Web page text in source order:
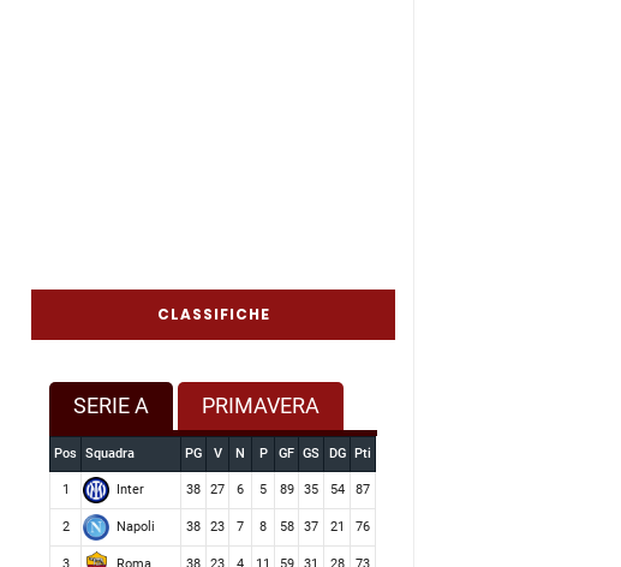
CLASSIFICHE
SERIE A PRIMAVERA
Pos Squadra PG V N P GF GS DG Pti
1 Inter 38 27 6 5 89 35 54 87
2 Napoli 38 23 7 8 58 37 21 76
3 Roma 38 23 4 11 59 31 28 73